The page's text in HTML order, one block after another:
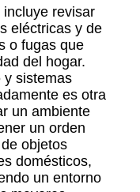
revisar
eléctricas y de
o fugas que
del hogar.
y sistemas
es otra
un ambiente
un orden
objetos
domésticos,
un entorno